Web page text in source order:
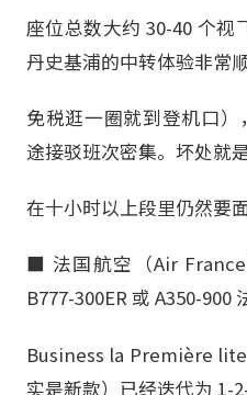
座位总数大约 30-40 个视
丹史基浦的中转体验非常
免税逛一圈就到登机口
途接驳班次密集。坏处就
在十小时以上段里仍然要
■ 法国航空（Air
B777-300ER 或 A350-
Business la Première
实是新款）已经迭代为 1-